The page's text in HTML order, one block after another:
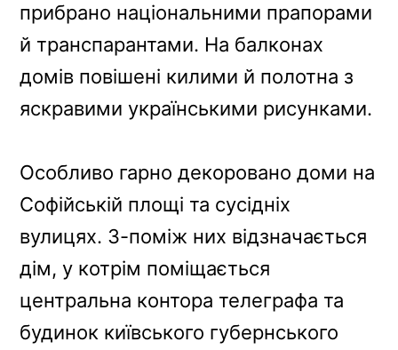
прибрано національними прапорами
й транспарантами. На балконах
домів повішені килими й полотна з
яскравими українськими рисунками.
Особливо гарно декоровано доми на
Софійській площі та сусідніх
вулицях. З-поміж них відзначається
дім, у котрім поміщається
центральна контора телеграфа та
будинок київського губернського